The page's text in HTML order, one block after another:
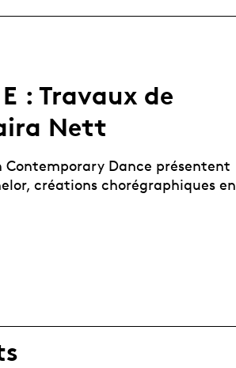
: Travaux de
Nett
Contemporary Dance présentent
créations chorégraphiques en